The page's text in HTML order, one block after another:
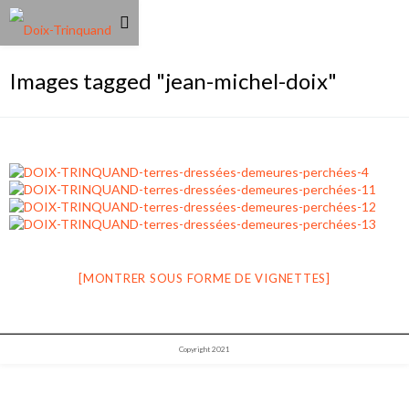
Images tagged "jean-michel-doix"
[MONTRER SOUS FORME DE VIGNETTES]
Copyright 2021